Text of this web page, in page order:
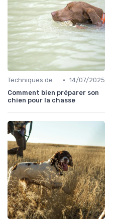
Techniques de base • 14/07/2025
Comment bien préparer son
chien pour la chasse